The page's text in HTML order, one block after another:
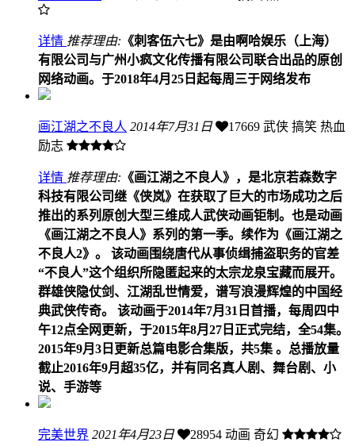
详情 推荐理由: 《刺客伍六七》是由啊哈娱乐（上海）
有限公司与广州小疯文化传播有限公司联合出品的原创
网络动画。于2018年4月25日起每周三于网络发布
画江湖之不良人 2014年7月31日 17669 武侠 搞笑 热血
励志
详情 推荐理由: 《画江湖之不良人》，是北京若森数字
科技有限公司继《侠岚》在获取了巨大的市场成功之后
推出的系列原创大型三维成人武侠动画钜制。也是动画
《画江湖之不良人》系列的第一季。续作为《画江湖之
不良人2》。 该动画围绕唐代从事侦缉捕盗职务的官差
“不良人”这个组织所隐匿起来的太宗龙泉宝藏而展开。
群雄侠隐仗剑、江湖乱世情爱，谱写浪漫辉煌的中国经
典武侠传奇。 该动画于2014年7月31日首播，每周四中
午12点全网更新，于2015年8月27日正式完结，全54集。
2015年9月3日更新总篇电影合集版，共5集 。总播放量
截止2016年9月超35亿，并有同名真人剧、舞台剧、小
说、手游等
完美世界 2021年4月23日 28954 动画 奇幻